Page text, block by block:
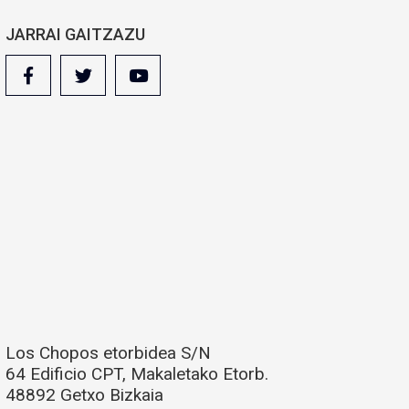
JARRAI GAITZAZU
Los Chopos etorbidea S/N
64 Edificio CPT, Makaletako Etorb.
48892 Getxo Bizkaia